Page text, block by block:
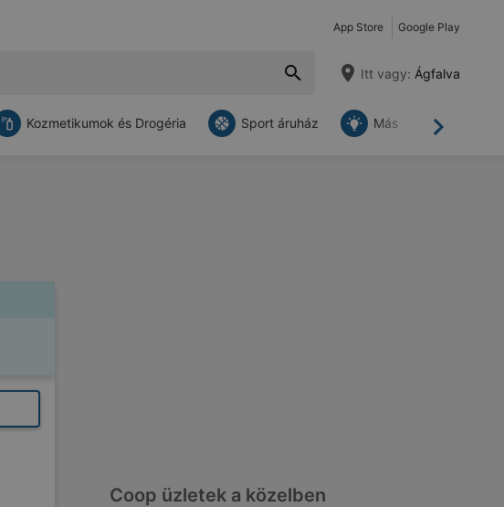
App Store Google Play
Itt vagy: Ágfalva
Tovább
Kozmetikumok és Drogéria Sport áruház Más
Coop üzletek a közelben